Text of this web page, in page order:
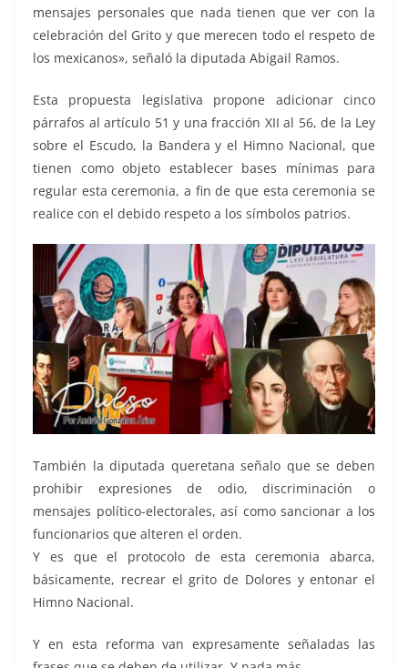
mensajes personales que nada tienen que ver con la
celebración del Grito y que merecen todo el respeto de
los mexicanos», señaló la diputada Abigail Ramos.
Esta propuesta legislativa propone adicionar cinco
párrafos al artículo 51 y una fracción XII al 56, de la Ley
sobre el Escudo, la Bandera y el Himno Nacional, que
tienen como objeto establecer bases mínimas para
regular esta ceremonia, a fin de que esta ceremonia se
realice con el debido respeto a los símbolos patrios.
También la diputada queretana señalo que se deben
prohibir expresiones de odio, discriminación o
mensajes político-electorales, así como sancionar a los
funcionarios que alteren el orden.
Y es que el protocolo de esta ceremonia abarca,
básicamente, recrear el grito de Dolores y entonar el
Himno Nacional.
Y en esta reforma van expresamente señaladas las